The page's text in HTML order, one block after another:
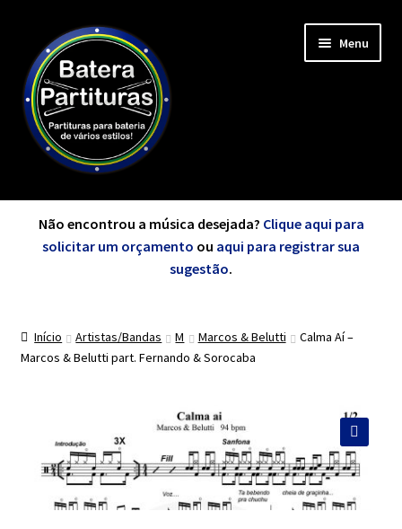
para
navegação
para
o
conteúdo
Menu
Cursos
menu
Grátis
Não encontrou a música desejada? Clique aqui para
solicitar um orçamento ou aqui para registrar sua
sugestão.
Início Artistas/Bandas M Marcos & Belutti
Calma Aí –
Marcos & Belutti part. Fernando & Sorocaba
🔍